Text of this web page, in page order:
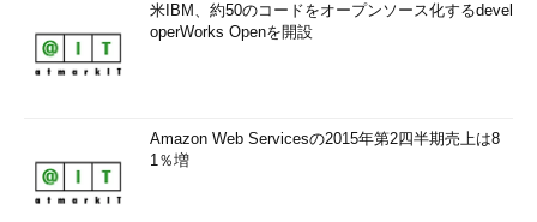
成されます。［Add to Start Menu］をオンにすると、スタート
メニューにCygwinが登録されます。デフォルトでは両方がオン
になっているので、そのまま［Next -->］ボタンをクリックしま
以上で、Cygwinのインストールは終了です。［Installation
complete］というメッセージが表示されるので、［OK］ボタン
米IBM、約50のコードをオープンソース化するdevel
operWorks Openを開設
Amazon Web Servicesの2015年第2四半期売上は8
1％増